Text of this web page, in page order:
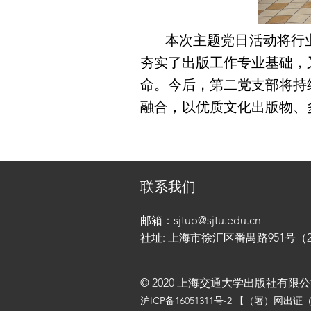
本次主题党日活动将行
夯实了出版工作专业基础
命。今后，第二党支部将
融合，以优质文化出版物
联系我们
邮箱：sjtup@sjtu.edu.cn
社址: 上海市徐汇区番禺路951号（
© 2020 上海交通大学出版社有限
沪ICP备16051311号-2 【（署）网出证